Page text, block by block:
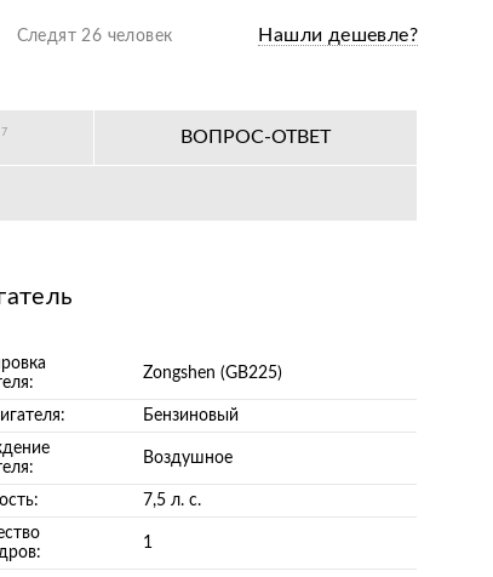
Следят 26 человек Нашли дешевле?
ВОПРОС-ОТВЕТ
Zongshen (GB225)
Бензиновый
Воздушное
7,5 л. с.
1